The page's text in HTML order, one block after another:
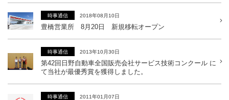
時事通信 2018年08月10日
豊橋営業所 8月20日 新規移転オープン
時事通信 2013年10月30日
第42回日野自動車全国販売会社サービス技術コンクール に
て当社が最優秀賞を獲得しました。
時事通信 2011年01月07日